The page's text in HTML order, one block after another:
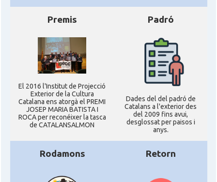
Premis
El 2016 l'Institut de Projecció
Exterior de la Cultura
Catalana ens atorgà el PREMI
JOSEP MARIA BATISTA I
ROCA per reconéixer la tasca
de CATALANSALMON
Padró
Dades del del padró de
Catalans a l'exterior des
del 2009 fins avui,
desglossat per paisos i
anys.
Rodamons Retorn